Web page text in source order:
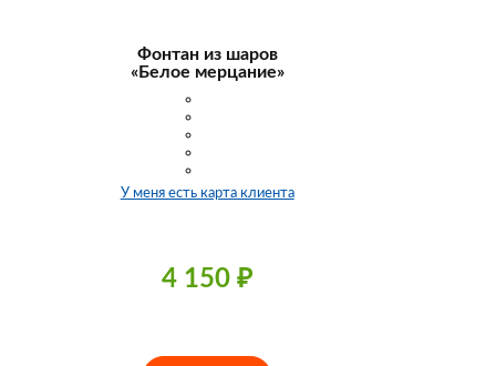
Фонтан из шаров
«Белое мерцание»
У меня есть карта клиента
4 150₽